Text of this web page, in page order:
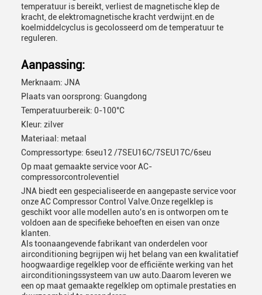
temperatuur is bereikt, verliest de magnetische klep de
kracht, de elektromagnetische kracht verdwijnt.en de
koelmiddelcyclus is gecolosseerd om de temperatuur te
reguleren.
Aanpassing:
Merknaam: JNA
Plaats van oorsprong: Guangdong
Temperatuurbereik: 0-100°C
Kleur: zilver
Materiaal: metaal
Compressortype: 6seu12 /7SEU16C/7SEU17C/6seu
Op maat gemaakte service voor AC-
compressorcontroleventiel
JNA biedt een gespecialiseerde en aangepaste service voor
onze AC Compressor Control Valve.Onze regelklep is
geschikt voor alle modellen auto's en is ontworpen om te
voldoen aan de specifieke behoeften en eisen van onze
klanten.
Als toonaangevende fabrikant van onderdelen voor
airconditioning begrijpen wij het belang van een kwalitatief
hoogwaardige regelklep voor de efficiënte werking van het
airconditioningssysteem van uw auto.Daarom leveren we
een op maat gemaakte regelklep om optimale prestaties en